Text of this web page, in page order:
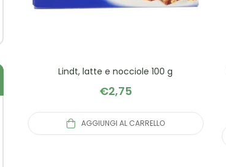
Lindt, latte e nocciole 100 g
€2,75
AGGIUNGI AL CARRELLO